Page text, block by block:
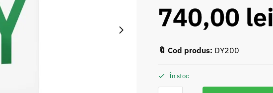
740,00 lei
🔖 Cod produs: DY200
În stoc